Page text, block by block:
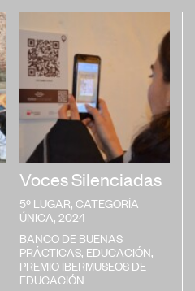
Voces Silenciadas
5º LUGAR, CATEGORÍA
ÚNICA, 2024
BANCO DE BUENAS
PRÁCTICAS, EDUCACIÓN,
PREMIO IBERMUSEOS DE
EDUCACIÓN